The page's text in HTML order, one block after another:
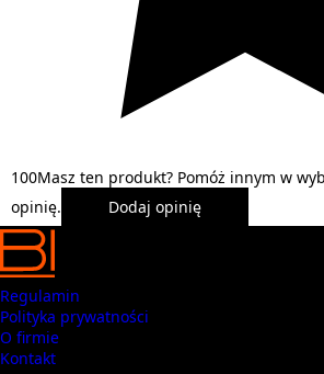
100Masz ten produkt? Pomóż innym w
opinię.
Dodaj opinię
Regulamin
Polityka prywatności
O firmie
Kontakt